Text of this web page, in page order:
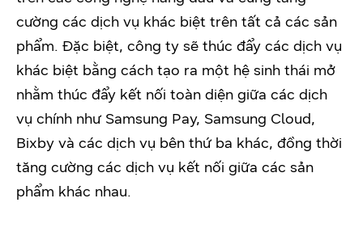
cường các dịch vụ khác biệt trên tất cả các sản
phẩm. Đặc biệt, công ty sẽ thúc đẩy các dịch vụ
khác biệt bằng cách tạo ra một hệ sinh thái mở
nhằm thúc đẩy kết nối toàn diện giữa các dịch
vụ chính như Samsung Pay, Samsung Cloud,
Bixby và các dịch vụ bên thứ ba khác, đồng thời
tăng cường các dịch vụ kết nối giữa các sản
phẩm khác nhau.